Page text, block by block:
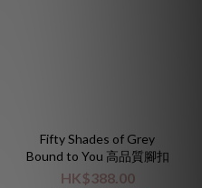
Fifty Shades of Grey
Bound to You 高品質腳扣
HK$388.00